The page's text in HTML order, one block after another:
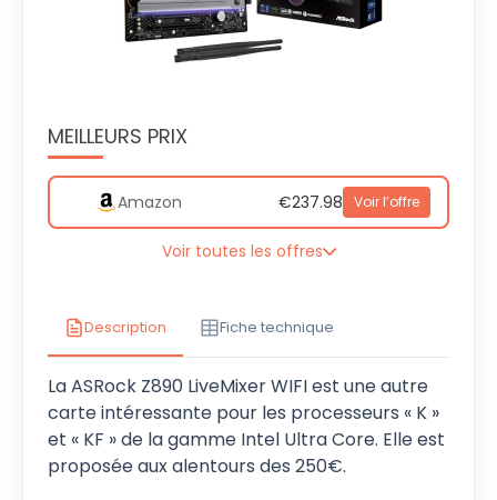
MEILLEURS PRIX
Amazon €237.98 Voir l’offre
Voir toutes les offres
Description Fiche technique
La ASRock Z890 LiveMixer WIFI est une autre
carte intéressante pour les processeurs « K »
et « KF » de la gamme Intel Ultra Core. Elle est
proposée aux alentours des 250€.